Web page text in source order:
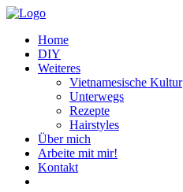
Home
DIY
Weiteres
Vietnamesische Kultur
Unterwegs
Rezepte
Hairstyles
Über mich
Arbeite mit mir!
Kontakt